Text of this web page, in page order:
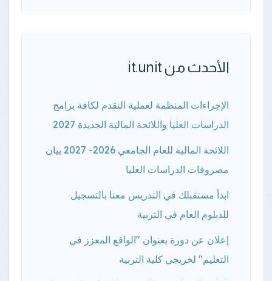
الأحدث من it.unit
الإجراءات المنظمة لعملية التقدم لكافة برامج
الدراسات العليا واللائحة المالية الجديدة 2027
اللائحة المالية للعام الجامعي 2026- 2027 بيان
مصروفات الدراسات العليا
ابدأ مستقبلك في التدريس معنا بالتسجيل
للدبلوم العام في التربية
إعلان عن دورة بعنوان "الواقع المعزز في
التعليم" لخريجي كلية التربية